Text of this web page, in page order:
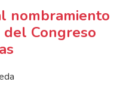
nombramiento
Congreso